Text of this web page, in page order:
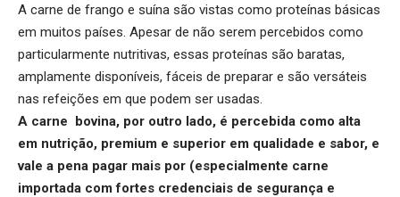
A carne de frango e suína são vistas como proteínas básicas
em muitos países. Apesar de não serem percebidos como
particularmente nutritivas, essas proteínas são baratas,
amplamente disponíveis, fáceis de preparar e são versáteis
nas refeições em que podem ser usadas.
A carne bovina, por outro lado, é percebida como alta
em nutrição, premium e superior em qualidade e sabor, e
vale a pena pagar mais por (especialmente carne
importada com fortes credenciais de segurança e